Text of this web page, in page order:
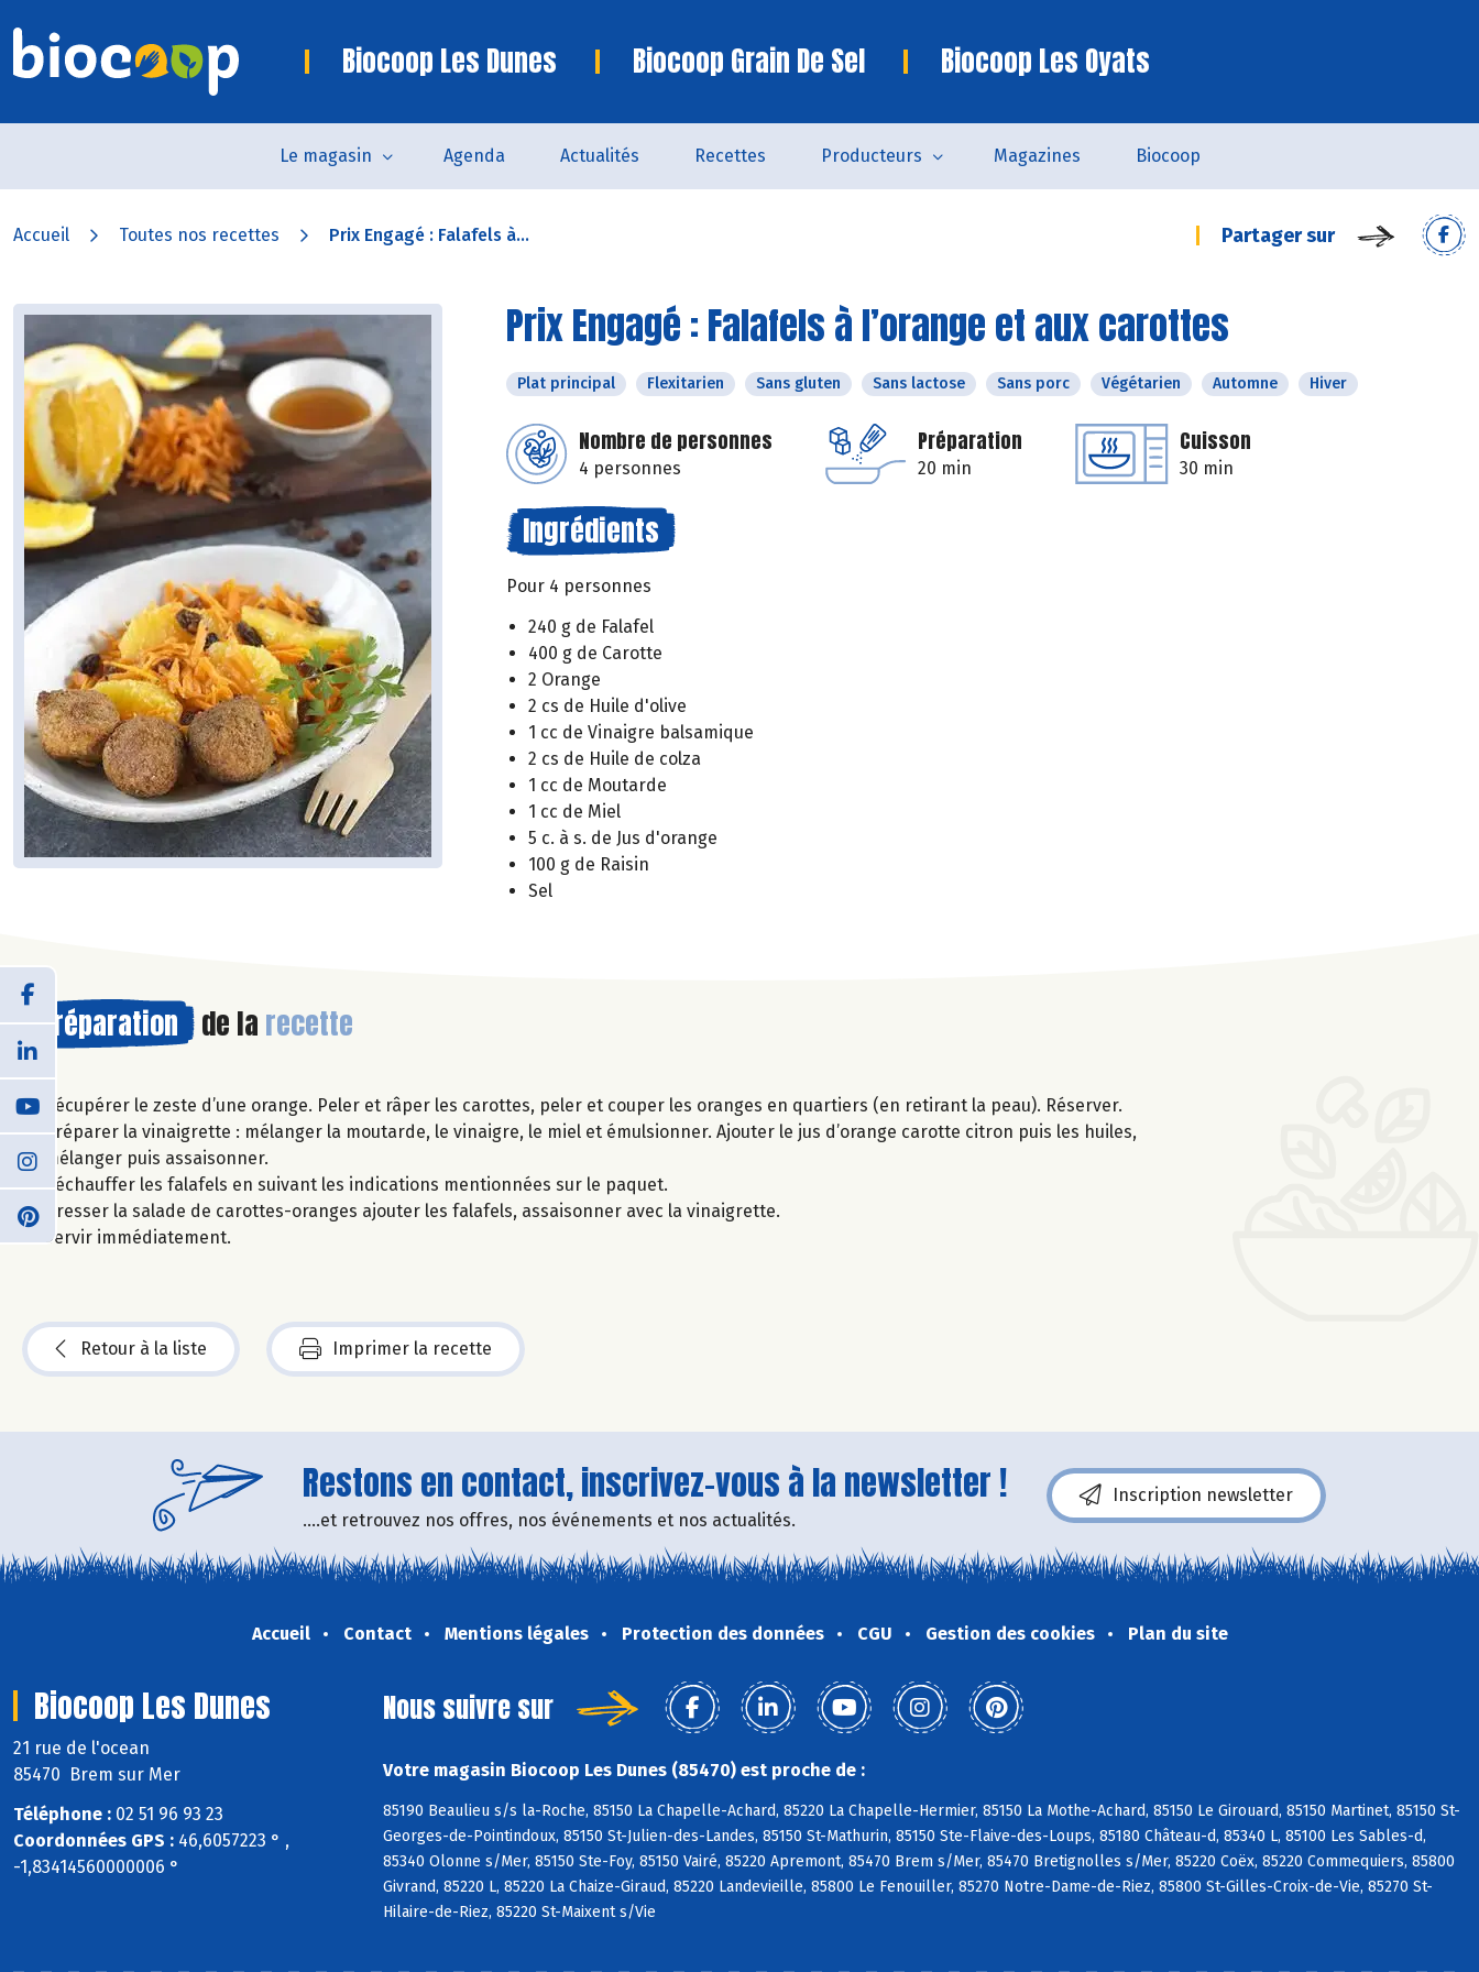
Biocoop Les Dunes Biocoop Grain De Sel Biocoop Les Oyats
Le magasin Agenda Actualités Recettes Producteurs Magazines Biocoop
Accueil Toutes nos recettes Prix Engagé : Falafels à... Partager sur
Prix Engagé : Falafels à l’orange et aux carottes
Plat principal Flexitarien Sans gluten Sans lactose Sans porc Végétarien Automne Hiver
Nombre de personnes
4 personnes
Préparation
20 min
Cuisson
30 min
Ingrédients
Pour 4 personnes
240 g de Falafel
400 g de Carotte
2 Orange
2 cs de Huile d'olive
1 cc de Vinaigre balsamique
2 cs de Huile de colza
1 cc de Moutarde
1 cc de Miel
5 c. à s. de Jus d'orange
100 g de Raisin
Sel
Préparation de la recette
Récupérer le zeste d’une orange. Peler et râper les carottes, peler et couper les oranges en quartiers (en retirant la peau). Réserver.
Préparer la vinaigrette : mélanger la moutarde, le vinaigre, le miel et émulsionner. Ajouter le jus d’orange carotte citron puis les huiles,
mélanger puis assaisonner.
Réchauffer les falafels en suivant les indications mentionnées sur le paquet.
Dresser la salade de carottes-oranges ajouter les falafels, assaisonner avec la vinaigrette.
Servir immédiatement.
Retour à la liste Imprimer la recette
Restons en contact, inscrivez-vous à la newsletter !
....et retrouvez nos offres, nos événements et nos actualités.
Inscription newsletter
Accueil Contact Mentions légales Protection des données CGU Gestion des cookies Plan du site
Biocoop Les Dunes
21 rue de l'ocean
85470 Brem sur Mer
Téléphone : 02 51 96 93 23
Coordonnées GPS : 46,6057223 ° ,
-1,83414560000006 °
Nous suivre sur
Votre magasin Biocoop Les Dunes (85470) est proche de :
85190 Beaulieu s/s la-Roche, 85150 La Chapelle-Achard, 85220 La Chapelle-Hermier, 85150 La Mothe-Achard, 85150 Le Girouard, 85150 Martinet, 85150 St-
Georges-de-Pointindoux, 85150 St-Julien-des-Landes, 85150 St-Mathurin, 85150 Ste-Flaive-des-Loups, 85180 Château-d, 85340 L, 85100 Les Sables-d,
85340 Olonne s/Mer, 85150 Ste-Foy, 85150 Vairé, 85220 Apremont, 85470 Brem s/Mer, 85470 Bretignolles s/Mer, 85220 Coëx, 85220 Commequiers, 85800
Givrand, 85220 L, 85220 La Chaize-Giraud, 85220 Landevieille, 85800 Le Fenouiller, 85270 Notre-Dame-de-Riez, 85800 St-Gilles-Croix-de-Vie, 85270 St-
Hilaire-de-Riez, 85220 St-Maixent s/Vie